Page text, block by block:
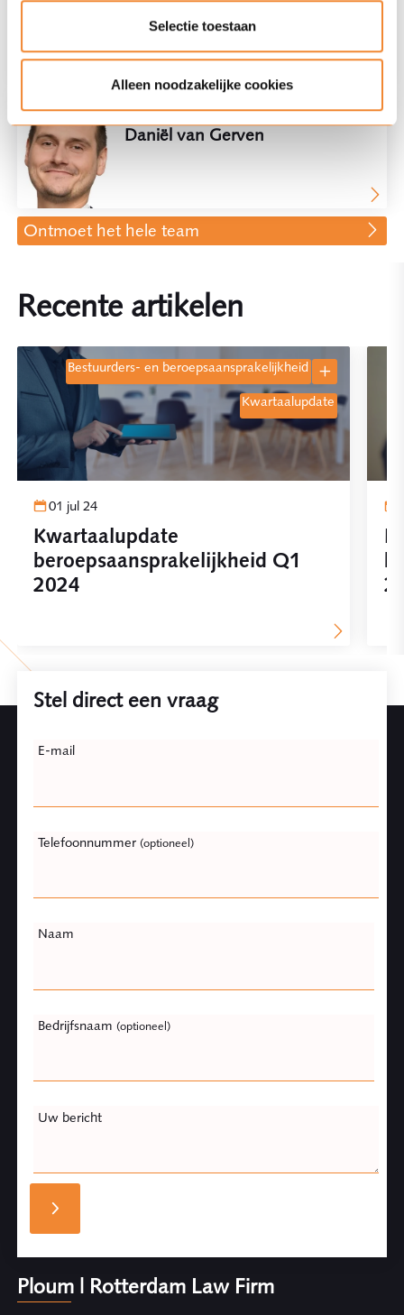
Selectie toestaan
Alleen noodzakelijke cookies
Tom Ensink
Advocaat, Partner
Daniël van Gerven
Ontmoet het hele team
Recente artikelen
bestuurders- en beroepsaansprakelijkheid
kwartaalupdate
01 jul 24
Kwartaalupdate
beroepsaansprakelijkheid Q1
2024
Stel direct een vraag
this
E-mail
Telefoonnummer (optioneel)
Naam
Bedrijfsnaam (optioneel)
Uw bericht
Ploum | Rotterdam Law Firm